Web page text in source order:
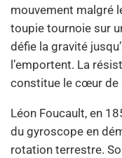
mouvement malgré
toupie tournoie sur
défie la gravité
l’emportent. La
constitue le cœur de
Léon Foucault, en
du gyroscope en
rotation terrestre.